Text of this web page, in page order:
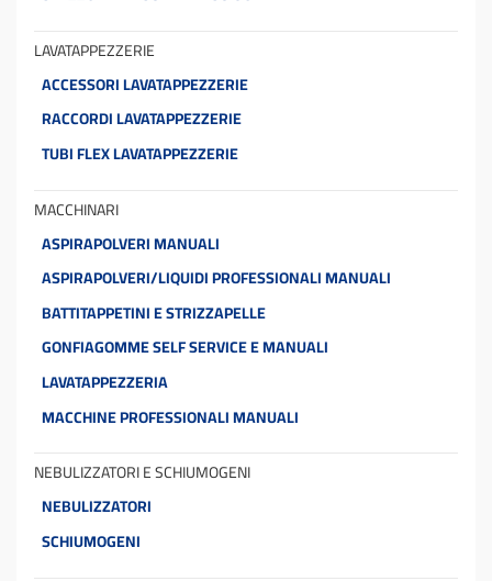
LAVATAPPEZZERIE
ACCESSORI LAVATAPPEZZERIE
RACCORDI LAVATAPPEZZERIE
TUBI FLEX LAVATAPPEZZERIE
MACCHINARI
ASPIRAPOLVERI MANUALI
ASPIRAPOLVERI/LIQUIDI PROFESSIONALI MANUALI
BATTITAPPETINI E STRIZZAPELLE
GONFIAGOMME SELF SERVICE E MANUALI
LAVATAPPEZZERIA
MACCHINE PROFESSIONALI MANUALI
NEBULIZZATORI E SCHIUMOGENI
NEBULIZZATORI
SCHIUMOGENI